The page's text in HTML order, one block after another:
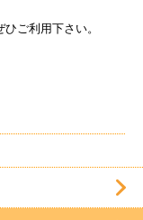
ご利用下さい。